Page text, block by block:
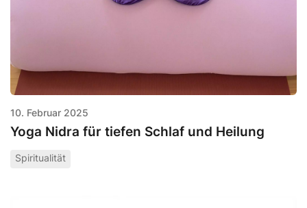
10. Februar 2025
Yoga Nidra für tiefen Schlaf und Heilung
Spiritualität